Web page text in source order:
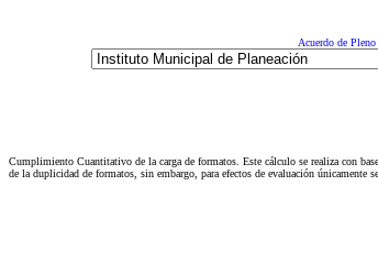
Acuerdo de Pleno
Cumplimiento Cuantitativo de la carga de formatos. Este cálculo se realiza con
de la duplicidad de formatos, sin embargo, para efectos de evaluación